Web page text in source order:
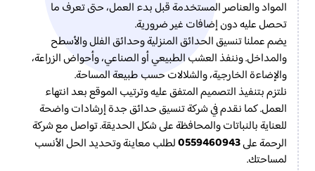
المواد والعناصر المستخدمة قبل بدء العمل، حتى تعرف ما
تحصل عليه دون إضافات غير ضرورية.
يضم عملنا تنسيق الحدائق المنزلية وحدائق الفلل والأسطح
والمداخل. وننفذ العشب الطبيعي أو الصناعي، وأحواض الزراعة،
والإضاءة الخارجية، والشلالات حسب طبيعة المساحة.
نلتزم بتنفيذ التصميم المتفق عليه وترتيب الموقع بعد انتهاء
العمل. كما نقدم في شركة تنسيق حدائق جدة إرشادات واضحة
للعناية بالنباتات والمحافظة على شكل الحديقة. تواصل مع شركة
الرحمة على0559460943لطلب معاينة وتحديد الحل الأنسب
لمساحتك.